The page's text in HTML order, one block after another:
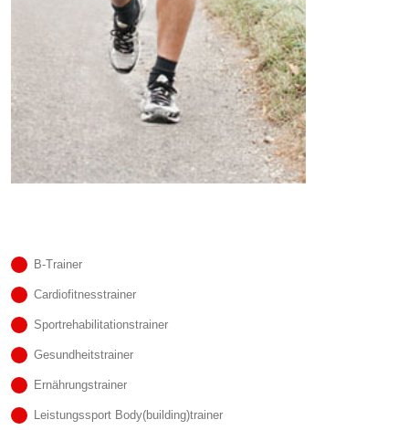
B-Trainer
Cardiofitnesstrainer
Sportrehabilitationstrainer
Gesundheitstrainer
Ernährungstrainer
Leistungssport Body(building)trainer